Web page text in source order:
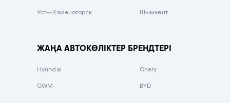
Усть-Каменогорск Шымкент
ЖАҢА АВТОКӨЛІКТЕР БРЕНДТЕРІ
Hyundai Chery
GWM BYD